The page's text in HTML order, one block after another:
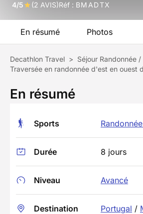
4/5 (2 AVIS)Réf : BMADTX
En résumé Photos
Decathlon Travel > Séjour Randonnée /
Traversée en randonnée d'est en ouest
En résumé
Sports
Durée 8 jours
Niveau Avancé
Destination Portugal /